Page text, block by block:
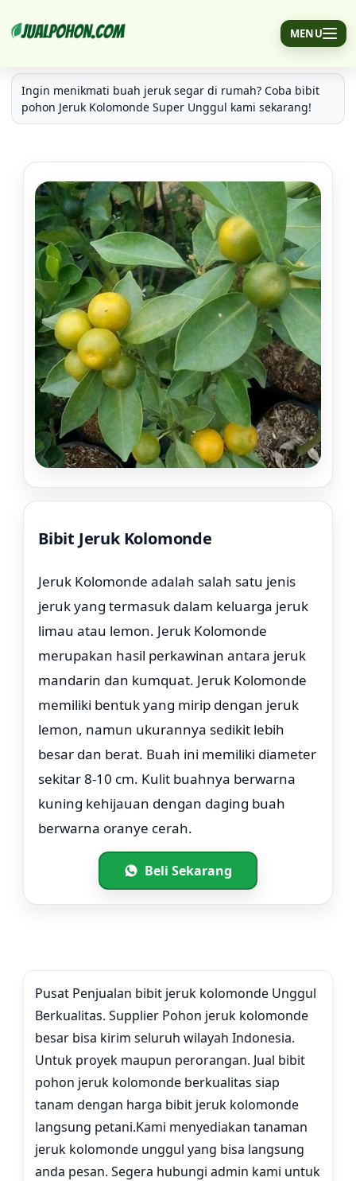
MENU
Bibit Pohon Jeruk Kolomonde Super Unggul
Ingin menikmati buah jeruk segar di rumah? Coba bibit
pohon Jeruk Kolomonde Super Unggul kami sekarang!
Bibit Jeruk Kolomonde
Jeruk Kolomonde adalah salah satu jenis
jeruk yang termasuk dalam keluarga jeruk
limau atau lemon. Jeruk Kolomonde
merupakan hasil perkawinan antara jeruk
mandarin dan kumquat. Jeruk Kolomonde
memiliki bentuk yang mirip dengan jeruk
lemon, namun ukurannya sedikit lebih
besar dan berat. Buah ini memiliki diameter
sekitar 8-10 cm. Kulit buahnya berwarna
kuning kehijauan dengan daging buah
berwarna oranye cerah.
Beli Sekarang
Pusat Penjualan bibit jeruk kolomonde Unggul
Berkualitas. Supplier Pohon jeruk kolomonde
besar bisa kirim seluruh wilayah Indonesia.
Untuk proyek maupun perorangan. Jual bibit
pohon jeruk kolomonde berkualitas siap
tanam dengan harga bibit jeruk kolomonde
langsung petani.Kami menyediakan tanaman
jeruk kolomonde unggul yang bisa langsung
anda pesan. Segera hubungi admin kami untuk